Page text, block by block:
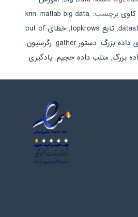
کاوی برچسب: knn,matlab big data,
, تابع topkrows ,
خطای out of
داده بزرگ, دستور gather , رگرسیون,
بزرگ, متلب داده حجیم, یادگیری